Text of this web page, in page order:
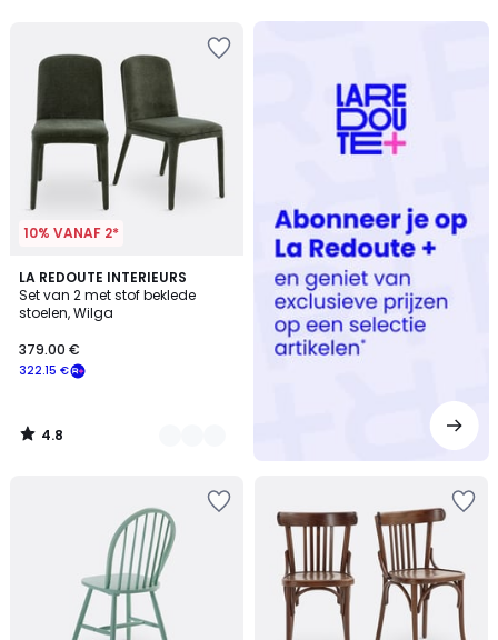
10% VANAF 2*
LA REDOUTE INTERIEURS
Set van 2 met stof beklede
stoelen, Wilga
322.15 €
379.00 €
4.8
/ 5
3
Kleuren
4.8
/